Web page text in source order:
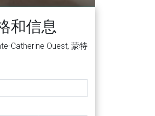
和信息
Catherine Ouest, 蒙特